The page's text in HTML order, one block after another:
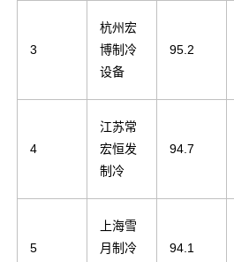
3
杭州宏
博制冷
设备
95.2
4
江苏常
宏恒发
制冷
94.7
5
上海雪
月制冷
94.1